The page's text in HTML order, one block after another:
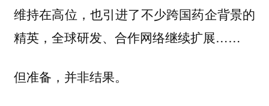
维持在高位，也引进了不少跨国药企背景的
精英，全球研发、合作网络继续扩展……
但准备，并非结果。